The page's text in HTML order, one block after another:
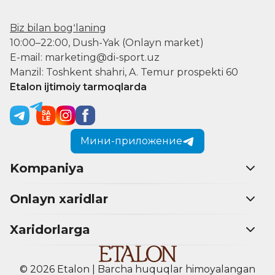
Biz bilan bogʻlaning
10:00–22:00, Dush-Yak (Onlayn market)
E-mail: marketing@di-sport.uz
Manzil: Toshkent shahri, A. Temur prospekti 60
Etalon ijtimoiy tarmoqlarda
Мини-приложение
Kompaniya
Onlayn xaridlar
Xaridorlarga
© 2026 Etalon | Barcha huquqlar himoyalangan